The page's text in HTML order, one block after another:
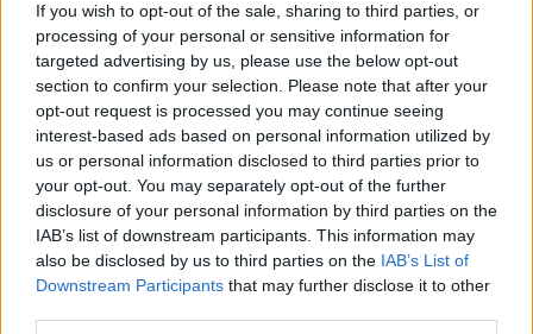
If you wish to opt-out of the sale, sharing to third parties, or
processing of your personal or sensitive information for
targeted advertising by us, please use the below opt-out
section to confirm your selection. Please note that after your
opt-out request is processed you may continue seeing
interest-based ads based on personal information utilized by
us or personal information disclosed to third parties prior to
your opt-out. You may separately opt-out of the further
disclosure of your personal information by third parties on the
IAB’s list of downstream participants. This information may
also be disclosed by us to third parties on the IAB’s List of
Downstream Participants that may further disclose it to other
La classe
Pensieri incoerenti
Dal balcone
Insomnia
Il guardiano
Lo sgombero
Erodoto e Tucidide
Il padre della storia
Pensieri brevi
L'evoluzione della specie
Il servizio
Riflessioni
Generazioni